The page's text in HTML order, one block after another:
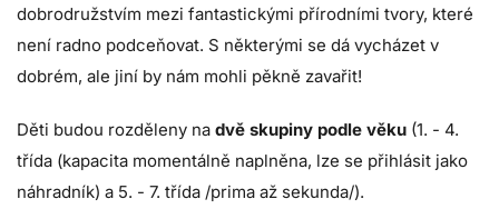
dobrodružstvím mezi fantastickými přírodními tvory, které
není radno podceňovat. S některými se dá vycházet v
dobrém, ale jiní by nám mohli pěkně zavařit!
Děti budou rozděleny na dvě skupiny podle věku (1. - 4.
třída (kapacita momentálně naplněna, lze se přihlásit jako
náhradník) a 5. - 7. třída /prima až sekunda/).